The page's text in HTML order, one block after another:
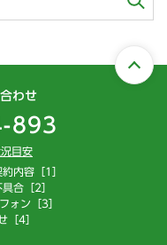
わせ
893
目安
内容［1］
合［2］
ォン［3］
［4］